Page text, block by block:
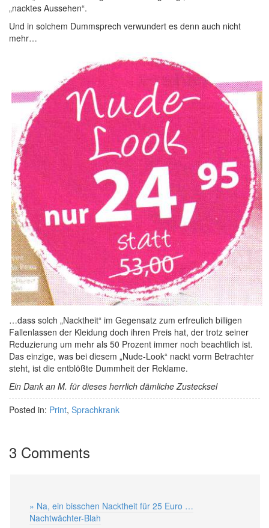
„nacktes Aussehen“.
Und in solchem Dummsprech verwundert es denn auch nicht
mehr…
…dass solch „Nacktheit“ im Gegensatz zum erfreulich billigen
Fallenlassen der Kleidung doch ihren Preis hat, der trotz seiner
Reduzierung um mehr als 50 Prozent immer noch beachtlich ist.
Das einzige, was bei diesem „Nude-Look“ nackt vorm Betrachter
steht, ist die entblößte Dummheit der Reklame.
Ein Dank an M. für dieses herrlich dämliche Zustecksel
Posted in: Print, Sprachkrank
3 Comments
» Na, ein bisschen Nacktheit für 25 Euro …
Nachtwächter-Blah